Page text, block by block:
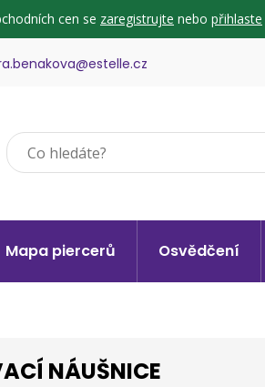
cen se zaregistrujte nebo přihlaste
Mapa piercerů Osvědčení
NÁUŠNICE